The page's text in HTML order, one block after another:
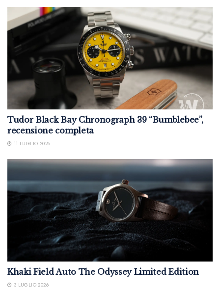
Tudor Black Bay Chronograph 39 “Bumblebee”,
recensione completa
11 LUGLIO 2026
Khaki Field Auto The Odyssey Limited Edition
3 LUGLIO 2026